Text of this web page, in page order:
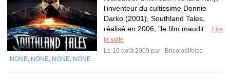
l’inventeur du cultissime Donnie
Darko (2001), Southland Tales,
réalisé en 2006, "le film maudit...
Lire
la suite
Le 10 août 2009 par
Bricolodifolco
NONE NONE NONE NONE